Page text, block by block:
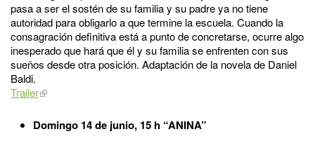
pasa a ser el sostén de su familia y su padre ya no tiene
autoridad para obligarlo a que termine la escuela. Cuando la
consagración definitiva está a punto de concretarse, ocurre algo
inesperado que hará que él y su familia se enfrenten con sus
sueños desde otra posición. Adaptación de la novela de Daniel
Baldi.
Trailer
Domingo 14 de junio, 15 h “ANINA”